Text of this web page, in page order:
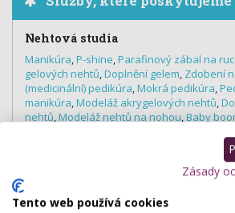
Nehtová studia
Manikúra,P-shine,Parafinový zábal na
gelových nehtů,Doplnění gelem, Zdobení
(medicinální) pedikúra,Mokrá pedikúra,
manikúra,Modeláž akrygelových nehtů,
nehtů,Modeláž nehtů na nohou,Baby
Hodnocení salónu
Zásady
Tento web používá cookies